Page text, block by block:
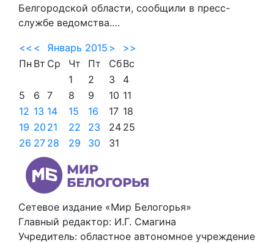
Белгородской области, сообщили в пресс-
службе ведомства.…
<< < Январь 2015 >
>>
Пн Вт Ср Чт Пт СбВс
1
2 3
4
5
6 7 8 9 10 11
12 13 14 15 16 17 18
19 20 21 22 23 24 25
26 27 28 29 30 31
Сетевое издание «Мир Белогорья»
Главный редактор: И.Г. Смагина
Учредитель: областное автономное учреждение